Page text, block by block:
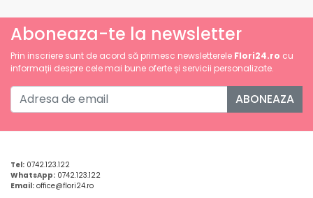
Aboneaza-te la newsletter
Prin inscriere sunt de acord să primesc newsletterele Flori24.ro cu
informații despre cele mai bune oferte și servicii personalizate.
ABONEAZA
Tel: 0742.123.122
WhatsApp: 0742.123.122
Email: office@flori24.ro